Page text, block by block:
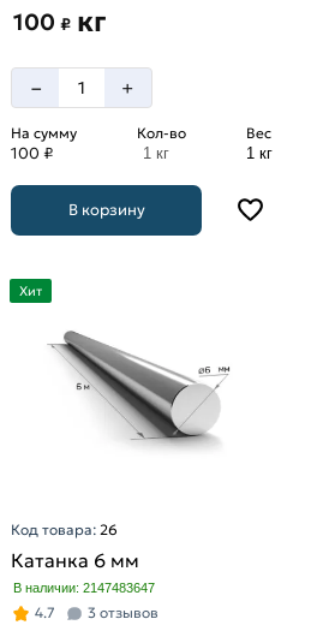
100₽ кг
– +
На сумму
100 ₽
Кол-во
1 кг
Вес
1 кг
В корзину
Хит
Код товара:26
Катанка 6 мм
В наличии: 2147483647
4.7 3 отзывов